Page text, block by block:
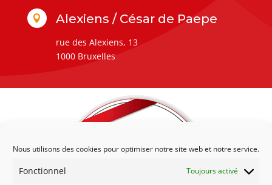
Nous utilisons des cookies pour optimiser notre site web et notre service.
Fonctionnel Toujours activé
 Alexiens / César de Paepe
rue des Alexiens, 13
1000 Bruxelles